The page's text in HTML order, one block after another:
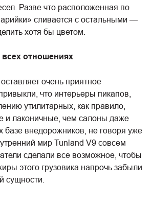
Разве что расположенная по
сливается с остальными —
хотя бы цветом.
отношениях
очень приятное
что интерьеры пикапов,
утилитарных, как правило,
и лаконичные, чем салоны даже
базе внедорожников, не говоря уже
мир Tunland V9 совсем
сделали все возможное, чтобы
этого грузовика напрочь забыли
сущности.